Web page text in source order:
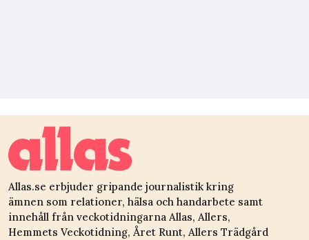
Allas.se erbjuder gripande journalistik kring
ämnen som relationer, hälsa och handarbete samt
innehåll från veckotidningarna Allas, Allers,
Hemmets Veckotidning, Året Runt, Allers Trädgård